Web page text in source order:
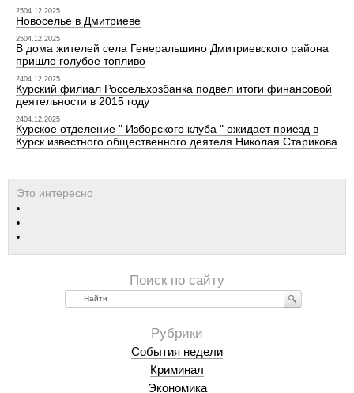
2504.12.2025
Новоселье в Дмитриеве
2504.12.2025
В дома жителей села Генеральшино Дмитриевского района
пришло голубое топливо
2404.12.2025
Курский филиал Россельхозбанка подвел итоги финансовой
деятельности в 2015 году
2404.12.2025
Курское отделение " Изборского клуба " ожидает приезд в
Курск известного общественного деятеля Николая Старикова
Найти
События недели
Криминал
Экономика